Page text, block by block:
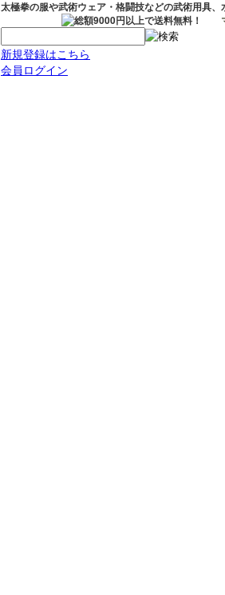
太極拳の服や武術ウェア・格闘技などの武術用具
新規登録はこちら
会員ログイン